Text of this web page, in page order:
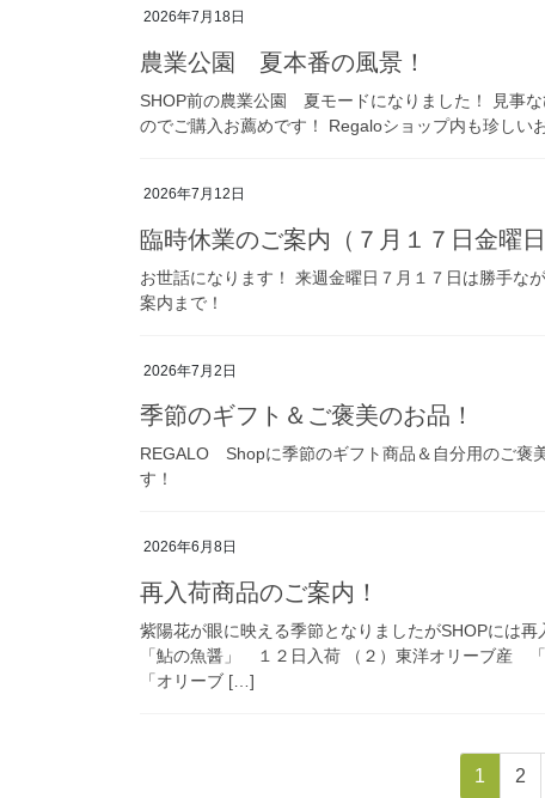
2026年7月18日
農業公園 夏本番の風景！
SHOP前の農業公園 夏モードになりました！ 見事
のでご購入お薦めです！ Regaloショップ内も珍しい
2026年7月12日
臨時休業のご案内（７月１７日金曜日
お世話になります！ 来週金曜日７月１７日は勝手な
案内まで！
2026年7月2日
季節のギフト＆ご褒美のお品！
REGALO Shopに季節のギフト商品＆自分用のご褒
す！
2026年6月8日
再入荷商品のご案内！
紫陽花が眼に映える季節となりましたがSHOPには
「鮎の魚醤」 １２日入荷 （２）東洋オリーブ産
「オリーブ […]
固
1
固
2